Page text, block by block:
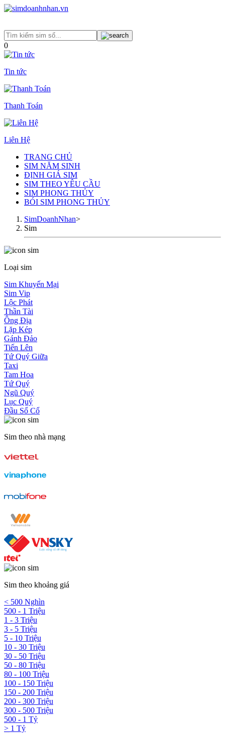
0
Tin tức
Thanh Toán
Liên Hệ
TRANG CHỦ
SIM NĂM SINH
ĐỊNH GIÁ SIM
SIM THEO YÊU CẦU
SIM PHONG THỦY
BÓI SIM PHONG THỦY
SimDoanhNhan>
Sim
Loại sim
Sim Khuyến Mại
Sim Vip
Lộc Phát
Thần Tài
Ông Địa
Lặp Kép
Gánh Đảo
Tiến Lên
Tứ Quý Giữa
Taxi
Tam Hoa
Tứ Quý
Ngũ Quý
Lục Quý
Đầu Số Cổ
Sim theo nhà mạng
Sim theo khoảng giá
< 500 Nghìn
500 - 1 Triệu
1 - 3 Triệu
3 - 5 Triệu
5 - 10 Triệu
10 - 30 Triệu
30 - 50 Triệu
50 - 80 Triệu
80 - 100 Triệu
100 - 150 Triệu
150 - 200 Triệu
200 - 300 Triệu
300 - 500 Triệu
500 - 1 Tỷ
> 1 Tỷ